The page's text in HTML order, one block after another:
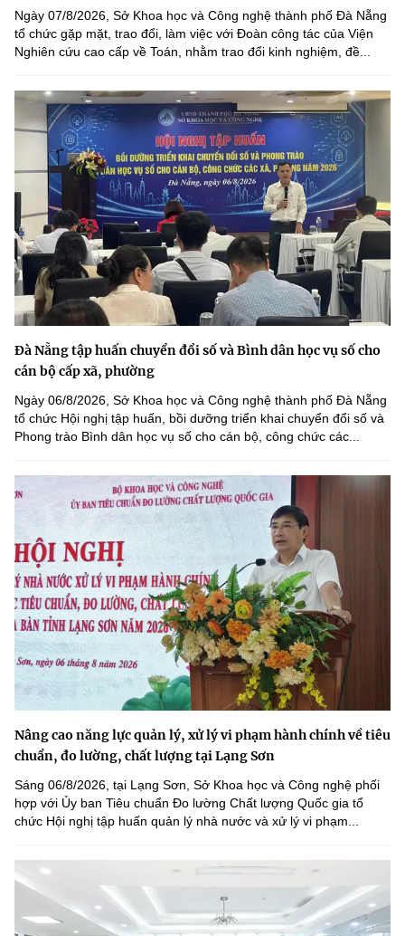
Ngày 07/8/2026, Sở Khoa học và Công nghệ thành phố Đà Nẵng
tổ chức gặp mặt, trao đổi, làm việc với Đoàn công tác của Viện
Nghiên cứu cao cấp về Toán, nhằm trao đổi kinh nghiệm, đề...
Đà Nẵng tập huấn chuyển đổi số và Bình dân học vụ số cho
cán bộ cấp xã, phường
Ngày 06/8/2026, Sở Khoa học và Công nghệ thành phố Đà Nẵng
tổ chức Hội nghị tập huấn, bồi dưỡng triển khai chuyển đổi số và
Phong trào Bình dân học vụ số cho cán bộ, công chức các...
Nâng cao năng lực quản lý, xử lý vi phạm hành chính về tiêu
chuẩn, đo lường, chất lượng tại Lạng Sơn
Sáng 06/8/2026, tại Lạng Sơn, Sở Khoa học và Công nghệ phối
hợp với Ủy ban Tiêu chuẩn Đo lường Chất lượng Quốc gia tổ
chức Hội nghị tập huấn quản lý nhà nước và xử lý vi phạm...